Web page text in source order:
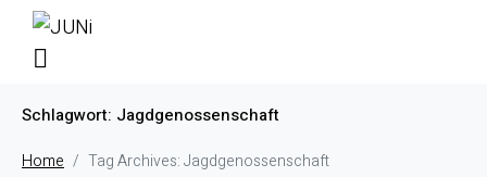
Schlagwort: Jagdgenossenschaft
Home Tag Archives: Jagdgenossenschaft